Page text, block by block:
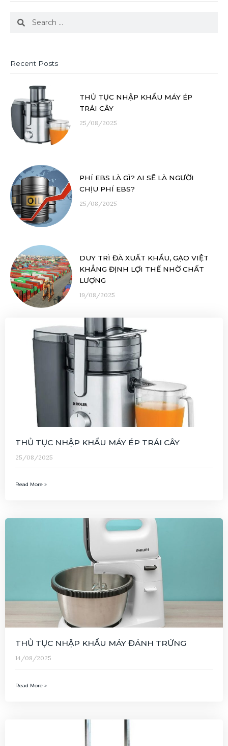
SearchSearch
Recent Posts
THỦ TỤC NHẬP KHẨU MÁY ÉP
TRÁI CÂY
25/08/2025
PHÍ EBS LÀ GÌ? AI SẼ LÀ NGƯỜI
CHỊU PHÍ EBS?
25/08/2025
DUY TRÌ ĐÀ XUẤT KHẨU, GẠO VIỆT
KHẲNG ĐỊNH LỢI THẾ NHỜ CHẤT
LƯỢNG
19/08/2025
THỦ TỤC NHẬP KHẨU MÁY ÉP TRÁI CÂY
25/08/2025
Read More »
THỦ TỤC NHẬP KHẨU MÁY ĐÁNH TRỨNG
14/08/2025
Read More »